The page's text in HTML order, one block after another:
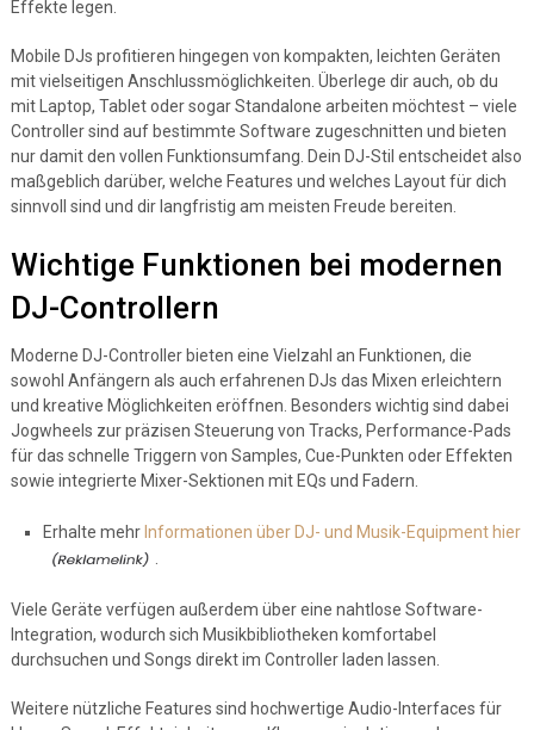
Effekte legen.
Mobile DJs profitieren hingegen von kompakten, leichten Geräten
mit vielseitigen Anschlussmöglichkeiten. Überlege dir auch, ob du
mit Laptop, Tablet oder sogar Standalone arbeiten möchtest – viele
Controller sind auf bestimmte Software zugeschnitten und bieten
nur damit den vollen Funktionsumfang. Dein DJ-Stil entscheidet also
maßgeblich darüber, welche Features und welches Layout für dich
sinnvoll sind und dir langfristig am meisten Freude bereiten.
Wichtige Funktionen bei modernen
DJ-Controllern
Moderne DJ-Controller bieten eine Vielzahl an Funktionen, die
sowohl Anfängern als auch erfahrenen DJs das Mixen erleichtern
und kreative Möglichkeiten eröffnen. Besonders wichtig sind dabei
Jogwheels zur präzisen Steuerung von Tracks, Performance-Pads
für das schnelle Triggern von Samples, Cue-Punkten oder Effekten
sowie integrierte Mixer-Sektionen mit EQs und Fadern.
Erhalte mehr Informationen über DJ- und Musik-Equipment hier
Viele Geräte verfügen außerdem über eine nahtlose Software-
Integration, wodurch sich Musikbibliotheken komfortabel
durchsuchen und Songs direkt im Controller laden lassen.
Weitere nützliche Features sind hochwertige Audio-Interfaces für